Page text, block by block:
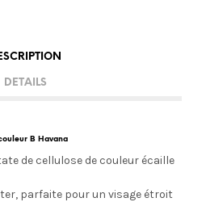
DETAILS
B Havana
de cellulose de couleur écaille
parfaite pour un visage étroit